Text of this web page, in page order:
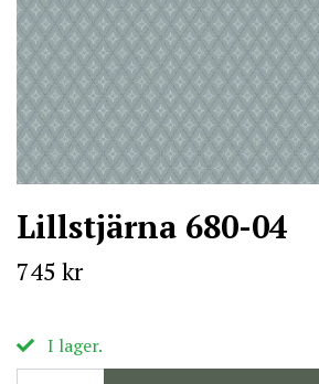
Lillstjärna 680-04
745 kr
I lager.